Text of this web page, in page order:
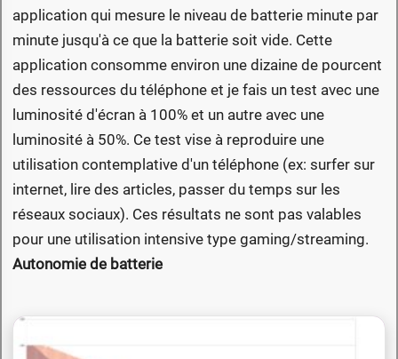
application qui mesure le niveau de batterie minute par
minute jusqu'à ce que la batterie soit vide. Cette
application consomme environ une dizaine de pourcent
des ressources du téléphone et je fais un test avec une
luminosité d'écran à 100% et un autre avec une
luminosité à 50%. Ce test vise à reproduire une
utilisation contemplative d'un téléphone (ex: surfer sur
internet, lire des articles, passer du temps sur les
réseaux sociaux). Ces résultats ne sont pas valables
pour une utilisation intensive type gaming/streaming.
Autonomie de batterie